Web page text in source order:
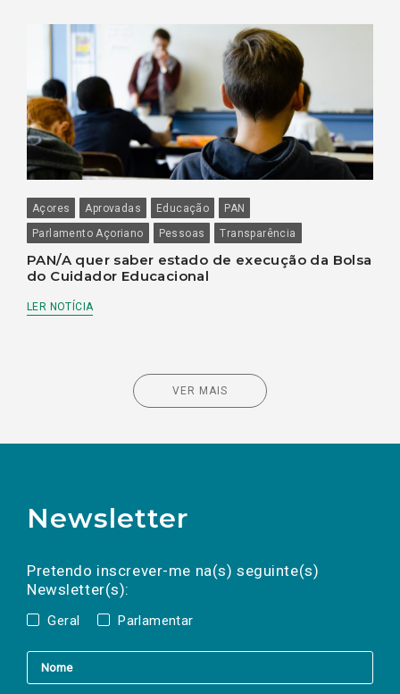
Açores Aprovadas Educação
PAN
Parlamento Açoriano
Pessoas Transparência
PAN/A quer saber estado de execução da Bolsa
do Cuidador Educacional
LER NOTÍCIA
VER MAIS
Newsletter
Pretendo inscrever-me na(s) seguinte(s)
Newsletter(s):
Geral Parlamentar
a(s) newsletter(s).
mail